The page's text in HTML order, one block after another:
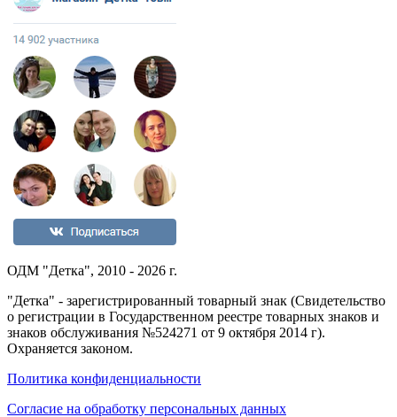
ОДМ "Детка", 2010 - 2026 г.
"Детка" - зарегистрированный товарный знак (Свидетельство
о регистрации в Государственном реестре товарных знаков и
знаков обслуживания №524271 от 9 октября 2014 г).
Охраняется законом.
Политика конфиденциальности
Согласие на обработку персональных данных